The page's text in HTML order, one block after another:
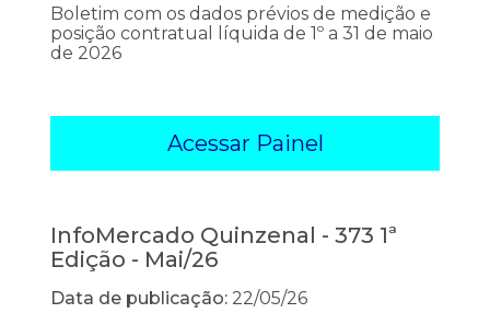
Boletim com os dados prévios de medição e
posição contratual líquida de 1º a 31 de maio
de 2026
Acessar Painel
InfoMercado Quinzenal - 373 1ª
Edição - Mai/26
Data de publicação: 22/05/26